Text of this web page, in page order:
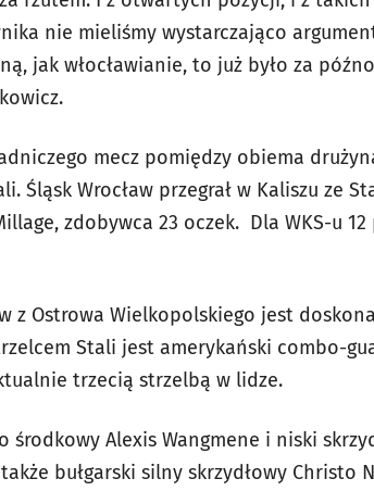
nie mieliśmy wystarczająco
jak włocławianie, to już było za
mecz pomiędzy obiema
Śląsk Wrocław przegrał w Kaliszu ze
zdobywca 23 oczek. Dla WKS-u
z Ostrowa Wielkopolskiego jest
Stali jest amerykański combo-
trzecią strzelbą w lidze.
Alexis Wangmene i niski
bułgarski silny skrzydłowy Christo